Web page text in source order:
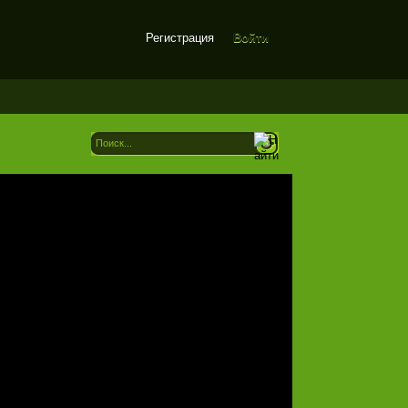
Регистрация Войти